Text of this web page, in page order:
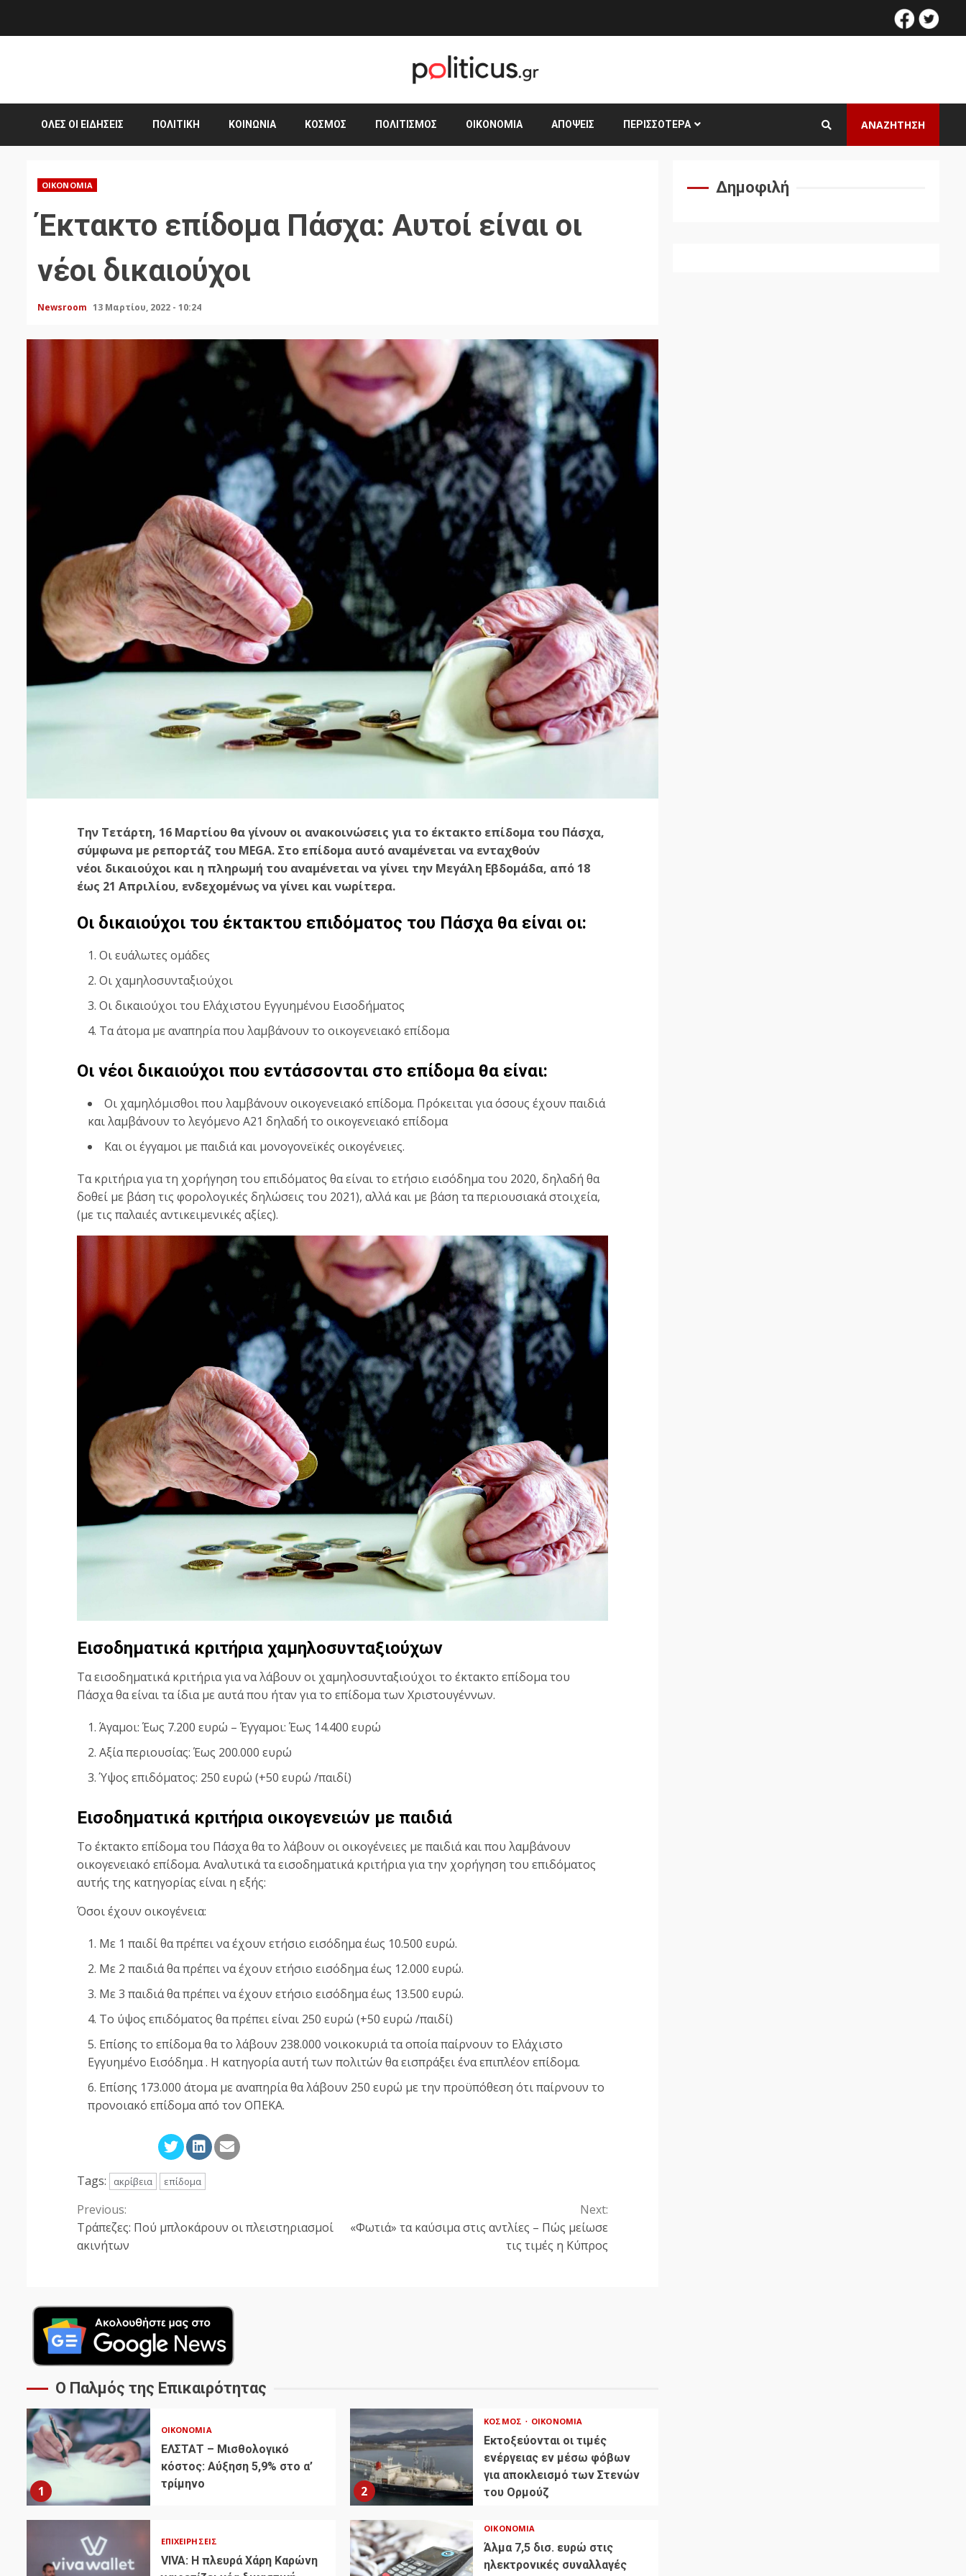
facebook
ΌΛΕΣ ΟΙ ΕΙΔΉΣΕΙΣ ΠΟΛΙΤΙΚΉ ΚΟΙΝΩΝΊΑ ΚΌΣΜΟΣ ΠΟΛΙΤΙΣΜΌΣ ΟΙΚΟΝΟΜΊΑ ΑΠΌΨΕΙΣ ΠΕΡΙΣΣΌΤΕΡΑ ΑΝΑΖΗΤΗΣΗ
ΟΙΚΟΝΟΜΊΑ
Έκτακτο επίδομα Πάσχα: Αυτοί είναι οι
νέοι δικαιούχοι
Newsroom 13 Μαρτίου, 2022 - 10:24
Την Τετάρτη, 16 Μαρτίου θα γίνουν οι ανακοινώσεις για το έκτακτο επίδομα του Πάσχα,
σύμφωνα με ρεπορτάζ του MEGA. Στο επίδομα αυτό αναμένεται να ενταχθούν
νέοι δικαιούχοι και η πληρωμή του αναμένεται να γίνει την Μεγάλη Εβδομάδα, από 18
έως 21 Απριλίου, ενδεχομένως να γίνει και νωρίτερα.
Oι δικαιούχοι του έκτακτου επιδόματος του Πάσχα θα είναι οι:
Οι ευάλωτες ομάδες
Οι χαμηλοσυνταξιούχοι
Οι δικαιούχοι του Ελάχιστου Εγγυημένου Εισοδήματος
Τα άτομα με αναπηρία που λαμβάνουν το οικογενειακό επίδομα
Οι νέοι δικαιούχοι που εντάσσονται στο επίδομα θα είναι:
Οι χαμηλόμισθοι που λαμβάνουν οικογενειακό επίδομα. Πρόκειται για όσους έχουν παιδιά
και λαμβάνουν το λεγόμενο Α21 δηλαδή το οικογενειακό επίδομα
Και οι έγγαμοι με παιδιά και μονογονεϊκές οικογένειες.
Τα κριτήρια για τη χορήγηση του επιδόματος θα είναι το ετήσιο εισόδημα του 2020, δηλαδή θα
δοθεί με βάση τις φορολογικές δηλώσεις του 2021), αλλά και με βάση τα περιουσιακά στοιχεία,
(με τις παλαιές αντικειμενικές αξίες).
Εισοδηματικά κριτήρια χαμηλοσυνταξιούχων
Τα εισοδηματικά κριτήρια για να λάβουν οι χαμηλοσυνταξιούχοι το έκτακτο επίδομα του
Πάσχα θα είναι τα ίδια με αυτά που ήταν για το επίδομα των Χριστουγέννων.
Άγαμοι: Έως 7.200 ευρώ – Έγγαμοι: Έως 14.400 ευρώ
Αξία περιουσίας: Έως 200.000 ευρώ
Ύψος επιδόματος: 250 ευρώ (+50 ευρώ /παιδί)
Εισοδηματικά κριτήρια οικογενειών με παιδιά
Το έκτακτο επίδομα του Πάσχα θα το λάβουν οι οικογένειες με παιδιά και που λαμβάνουν
οικογενειακό επίδομα. Αναλυτικά τα εισοδηματικά κριτήρια για την χορήγηση του επιδόματος
αυτής της κατηγορίας είναι η εξής:
Όσοι έχουν οικογένεια:
Με 1 παιδί θα πρέπει να έχουν ετήσιο εισόδημα έως 10.500 ευρώ.
Με 2 παιδιά θα πρέπει να έχουν ετήσιο εισόδημα έως 12.000 ευρώ.
Με 3 παιδιά θα πρέπει να έχουν ετήσιο εισόδημα έως 13.500 ευρώ.
Το ύψος επιδόματος θα πρέπει είναι 250 ευρώ (+50 ευρώ /παιδί)
Επίσης το επίδομα θα το λάβουν 238.000 νοικοκυριά τα οποία παίρνουν το Ελάχιστο
Εγγυημένο Εισόδημα . Η κατηγορία αυτή των πολιτών θα εισπράξει ένα επιπλέον επίδομα.
Επίσης 173.000 άτομα με αναπηρία θα λάβουν 250 ευρώ με την προϋπόθεση ότι παίρνουν το
προνοιακό επίδομα από τον ΟΠΕΚΑ.
Tags: ακρίβεια επίδομα
Continue
Reading
Previous:
Τράπεζες: Πού μπλοκάρουν οι πλειστηριασμοί
ακινήτων
Next:
«Φωτιά» τα καύσιμα στις αντλίες – Πώς μείωσε
τις τιμές η Κύπρος
Ο Παλμός της Επικαιρότητας
1
ΟΙΚΟΝΟΜΊΑ
ΕΛΣΤΑΤ – Μισθολογικό
κόστος: Αύξηση 5,9% στο α’
τρίμηνο
2
ΚΌΣΜΟΣ ΟΙΚΟΝΟΜΊΑ
Εκτοξεύονται οι τιμές
ενέργειας εν μέσω φόβων
για αποκλεισμό των Στενών
του Ορμούζ
ΕΠΙΧΕΙΡΉΣΕΙΣ
VIVA: Η πλευρά Χάρη Καρώνη
ΟΙΚΟΝΟΜΊΑ
Άλμα 7,5 δισ. ευρώ στις
ηλεκτρονικές συναλλαγές
Δημοφιλή